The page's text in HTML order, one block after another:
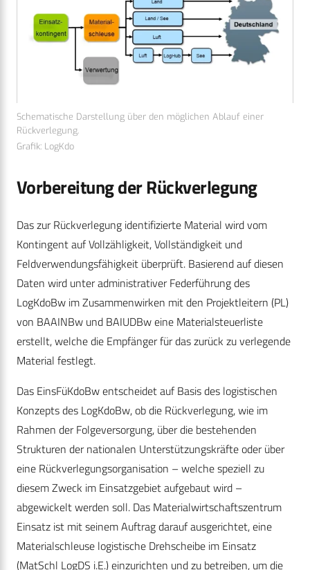
Schematische Darstellung über den möglichen Ablauf einer
Rückverlegung.
Grafik: LogKdo
Vorbereitung der Rückverlegung
Das zur Rückverlegung identifizierte Material wird vom
Kontingent auf Vollzähligkeit, Vollständigkeit und
Feldverwendungsfähigkeit überprüft. Basierend auf diesen
Daten wird unter administrativer Federführung des
LogKdoBw im Zusammenwirken mit den Projektleitern (PL)
von BAAINBw und BAIUDBw eine Materialsteuerliste
erstellt, welche die Empfänger für das zurück zu verlegende
Material festlegt.
Das EinsFüKdoBw entscheidet auf Basis des logistischen
Konzepts des LogKdoBw, ob die Rückverlegung, wie im
Rahmen der Folgeversorgung, über die bestehenden
Strukturen der nationalen Unterstützungskräfte oder über
eine Rückverlegungsorganisation – welche speziell zu
diesem Zweck im Einsatzgebiet aufgebaut wird –
abgewickelt werden soll. Das Materialwirtschaftszentrum
Einsatz ist mit seinem Auftrag darauf ausgerichtet, eine
Materialschleuse logistische Drehscheibe im Einsatz
(MatSchl LogDS i.E.) einzurichten und zu betreiben, um die